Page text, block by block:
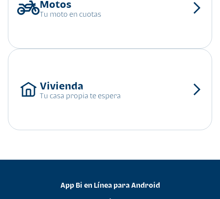
Tu moto en cuotas
Tu casa propia te espera
App Bi en Línea para Android